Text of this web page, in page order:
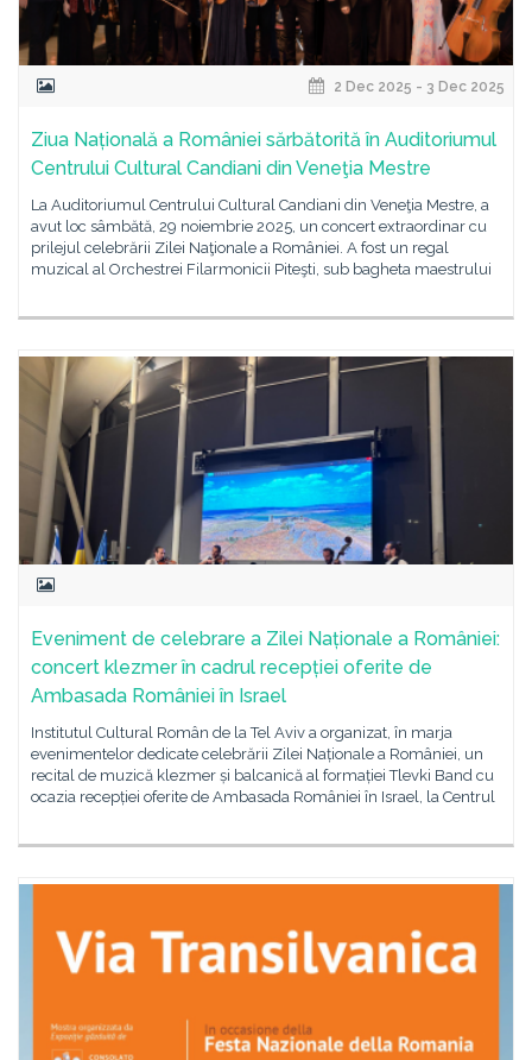
2 Dec 2025 - 3 Dec 2025
Ziua Națională a României sărbătorită în Auditoriumul
Centrului Cultural Candiani din Veneţia Mestre
La Auditoriumul Centrului Cultural Candiani din Veneţia Mestre, a
avut loc sâmbătă, 29 noiembrie 2025, un concert extraordinar cu
prilejul celebrării Zilei Naţionale a României. A fost un regal
muzical al Orchestrei Filarmonicii Piteşti, sub bagheta maestrului
Eveniment de celebrare a Zilei Naționale a României:
concert klezmer în cadrul recepției oferite de
Ambasada României în Israel
Institutul Cultural Român de la Tel Aviv a organizat, în marja
evenimentelor dedicate celebrării Zilei Naționale a României, un
recital de muzică klezmer și balcanică al formației Tlevki Band cu
ocazia recepției oferite de Ambasada României în Israel, la Centrul